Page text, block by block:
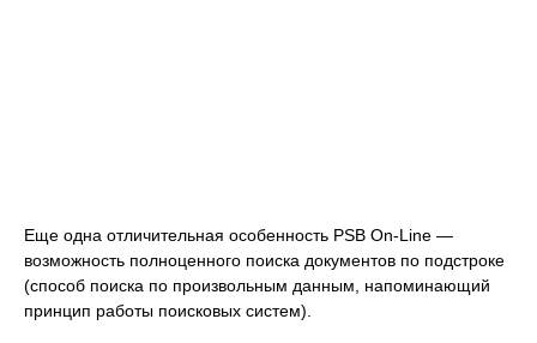
Еще одна отличительная особенность PSB On-Line —
возможность полноценного поиска документов по подстроке
(способ поиска по произвольным данным, напоминающий
принцип работы поисковых систем).